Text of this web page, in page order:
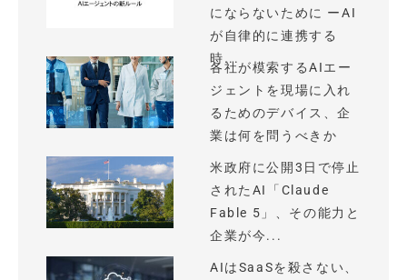
にならないために ーAI
が自律的に連携する
時...
各社が模索するAIエー
ジェントを現場に入れ
るためのデバイス、企
業は何を問うべきか
米政府に公開3日で停止
されたAI「Claude
Fable 5」、その能力と
企業が今...
AIはSaaSを殺さない、